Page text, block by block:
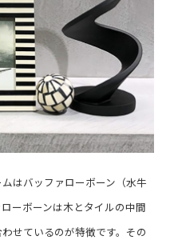
はバッファローボーン（水牛
ーボーンは木とタイルの中間
せているのが特徴です。その